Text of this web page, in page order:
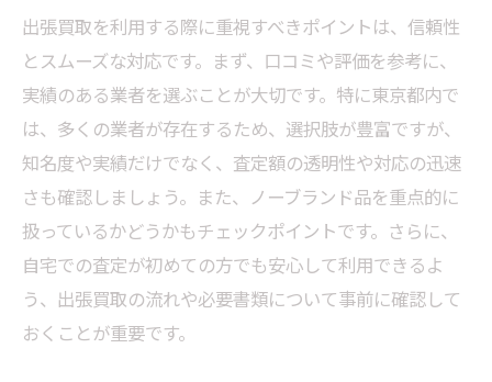
ノーブランド品を売る際に役立つ買取業者
の比較方法
ノーブランド品も高価買取！東京都でおすすめ
の出張買取業者を選ぶ方法
信頼できる買取業者を見つけるためのチェ
ックポイント
口コミを活用して最適な買取業者を選定す
る方法
東京都で評判の良い出張買取業者一覧
買取条件の良い業者を選ぶコツ
出張買取を利用する際に重視すべきポイントは、信頼性
とスムーズな対応です。まず、口コミや評価を参考に、
実績のある業者を選ぶことが大切です。特に東京都内で
は、多くの業者が存在するため、選択肢が豊富ですが、
知名度や実績だけでなく、査定額の透明性や対応の迅速
さも確認しましょう。また、ノーブランド品を重点的に
扱っているかどうかもチェックポイントです。さらに、
自宅での査定が初めての方でも安心して利用できるよ
う、出張買取の流れや必要書類について事前に確認して
おくことが重要です。